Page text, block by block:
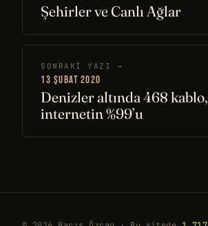
Şehirler ve Canlı Ağlar
SONRAKI YAZI →
13 ŞUBAT 2020
Denizler altında 468 kablo,
internetin %99’u